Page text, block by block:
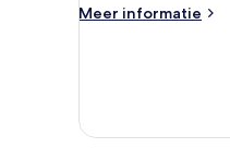
Meer informatie
Meer
terras